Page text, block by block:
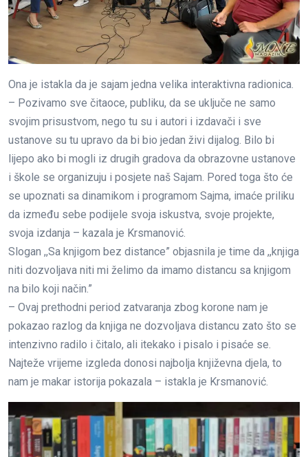
Ona je istakla da je sajam jedna velika interaktivna radionica.
– Pozivamo sve čitaoce, publiku, da se uključe ne samo
svojim prisustvom, nego tu su i autori i izdavači i sve
ustanove su tu upravo da bi bio jedan živi dijalog. Bilo bi
lijepo ako bi mogli iz drugih gradova da obrazovne ustanove
i škole se organizuju i posjete naš Sajam. Pored toga što će
se upoznati sa dinamikom i programom Sajma, imaće priliku
da između sebe podijele svoja iskustva, svoje projekte,
svoja izdanja – kazala je Krsmanović.
Slogan ,,Sa knjigom bez distance” objasnila je time da ,,knjiga
niti dozvoljava niti mi želimo da imamo distancu sa knjigom
na bilo koji način.”
– Ovaj prethodni period zatvaranja zbog korone nam je
pokazao razlog da knjiga ne dozvoljava distancu zato što se
intenzivno radilo i čitalo, ali itekako i pisalo i pisaće se.
Najteže vrijeme izgleda donosi najbolja književna djela, to
nam je makar istorija pokazala – istakla je Krsmanović.